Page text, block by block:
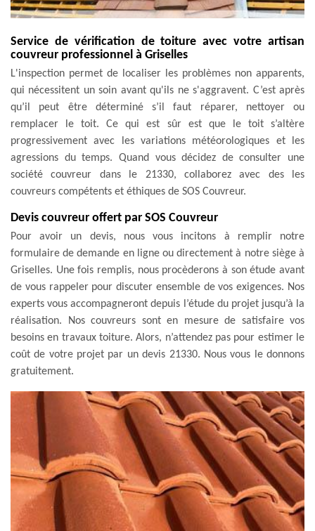
Service de vérification de toiture avec votre artisan
couvreur professionnel à Griselles
L'inspection permet de localiser les problèmes non apparents,
qui nécessitent un soin avant qu'ils ne s'aggravent. C’est après
qu’il peut être déterminé s’il faut réparer, nettoyer ou
remplacer le toit. Ce qui est sûr est que le toit s’altère
progressivement avec les variations météorologiques et les
agressions du temps. Quand vous décidez de consulter une
société couvreur dans le 21330, collaborez avec des les
couvreurs compétents et éthiques de SOS Couvreur.
Devis couvreur offert par SOS Couvreur
Pour avoir un devis, nous vous incitons à remplir notre
formulaire de demande en ligne ou directement à notre siège à
Griselles. Une fois remplis, nous procèderons à son étude avant
de vous rappeler pour discuter ensemble de vos exigences. Nos
experts vous accompagneront depuis l’étude du projet jusqu’à la
réalisation. Nos couvreurs sont en mesure de satisfaire vos
besoins en travaux toiture. Alors, n’attendez pas pour estimer le
coût de votre projet par un devis 21330. Nous vous le donnons
gratuitement.